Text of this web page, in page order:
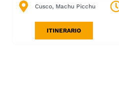
misticismo. Además, incluye una
Cusco y una visita de dos días a
sus templos sagrados, plazas y
utilizadas para regar los cultivos,
del Sol” o Huayna Picchu
Cusco, Machu Picchu
ITINERARIO